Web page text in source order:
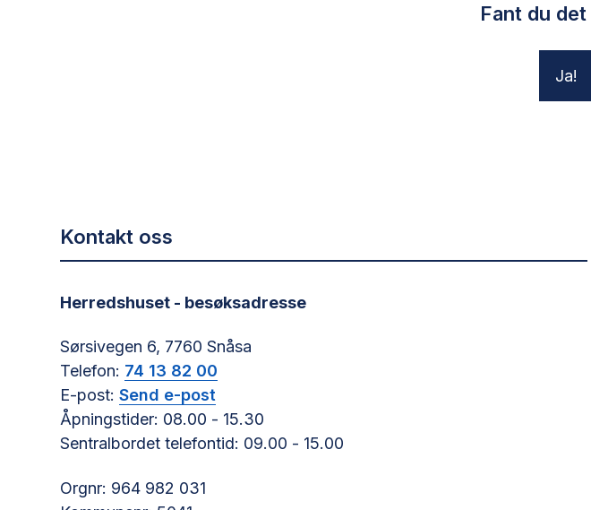
Fant du
Ja
Kontakt oss
Herredshuset - besøksadresse
Sørsivegen 6, 7760 Snåsa
Telefon: 74 13 82 00
E-post:Send e-post
Åpningstider: 08.00 - 15.30
Sentralbordet telefontid: 09.00 - 15.00
Orgnr: 964 982 031